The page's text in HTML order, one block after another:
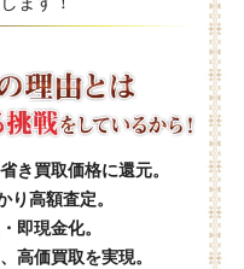
き買取価格に還元。
り高額査定。
即現金化。
高価買取を実現。